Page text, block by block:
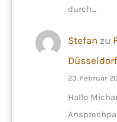
durch…
Stefan zu
Düsseldorf
23. Februar
Hallo